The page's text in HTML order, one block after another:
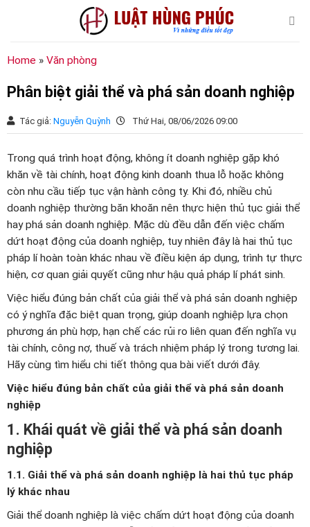
dung
Home » Văn phòng
Phân biệt giải thể và phá sản doanh nghiệp
Tác giả: Nguyễn Quỳnh Thứ Hai, 08/06/2026 09:00
Trong quá trình hoạt động, không ít doanh nghiệp gặp khó
khăn về tài chính, hoạt động kinh doanh thua lỗ hoặc không
còn nhu cầu tiếp tục vận hành công ty. Khi đó, nhiều chủ
doanh nghiệp thường băn khoăn nên thực hiện thủ tục giải thể
hay phá sản doanh nghiệp. Mặc dù đều dẫn đến việc chấm
dứt hoạt động của doanh nghiệp, tuy nhiên đây là hai thủ tục
pháp lí hoàn toàn khác nhau về điều kiện áp dụng, trình tự thực
hiện, cơ quan giải quyết cũng như hậu quả pháp lí phát sinh.
Việc hiểu đúng bản chất của giải thể và phá sản doanh nghiệp
có ý nghĩa đặc biệt quan trọng, giúp doanh nghiệp lựa chọn
phương án phù hợp, hạn chế các rủi ro liên quan đến nghĩa vụ
tài chính, công nợ, thuế và trách nhiệm pháp lý trong tương lai.
Hãy cùng tìm hiểu chi tiết thông qua bài viết dưới đây.
Việc hiểu đúng bản chất của giải thể và phá sản doanh
nghiệp
1. Khái quát về giải thể và phá sản doanh
nghiệp
1.1. Giải thể và phá sản doanh nghiệp là hai thủ tục pháp
lý khác nhau
Giải thể doanh nghiệp là việc chấm dứt hoạt động của doanh